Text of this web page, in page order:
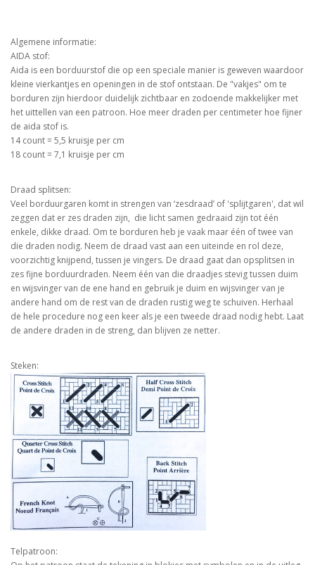
Algemene informatie:
AIDA stof:
Aida is een borduurstof die op een speciale manier is geweven waardoor
kleine vierkantjes en openingen in de stof ontstaan. De "vakjes" om te
borduren zijn hierdoor duidelijk zichtbaar en zodoende makkelijker met
het uittellen van een patroon. Hoe meer draden per centimeter hoe fijner
de aida stof is.
14 count = 5,5 kruisje per cm
18 count = 7,1 kruisje per cm
Draad splitsen:
Veel borduurgaren komt in strengen van ‘zesdraad’ of 'splijtgaren', dat wil
zeggen dat er zes draden zijn, die licht samen gedraaid zijn tot één
enkele, dikke draad. Om te borduren heb je vaak maar één of twee van
die draden nodig. Neem de draad vast aan een uiteinde en rol deze,
voorzichtig knijpend, tussen je vingers. De draad gaat dan opsplitsen in
zes fijne borduurdraden. Neem één van die draadjes stevig tussen duim
en wijsvinger van de ene hand en gebruik je duim en wijsvinger van je
andere hand om de rest van de draden rustig weg te schuiven. Herhaal
de hele procedure nog een keer als je een tweede draad nodig hebt. Laat
de andere draden in de streng, dan blijven ze netter.
Steken:
Telpatroon: